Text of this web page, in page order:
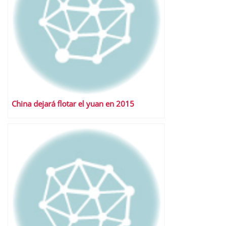
China dejará flotar el yuan en 2015